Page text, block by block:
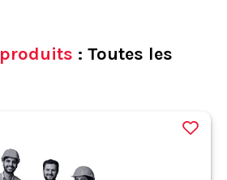
produits : Toutes les